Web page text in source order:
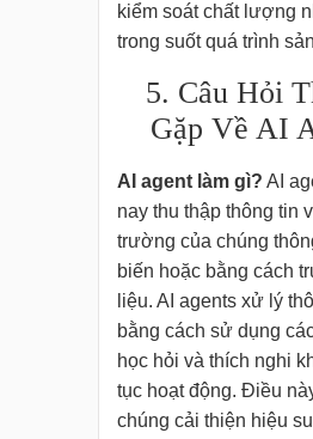
kiểm soát chất lượng
trong suốt quá trình
5. Câu Hỏi
Gặp Về AI
AI agent làm gì? AI
nay thu thập thông tin
trường của chúng
biến hoặc bằng cách
liệu. AI agents xử lý
bằng cách sử dụng
học hỏi và thích nghi
tục hoạt động. Điều
chúng cải thiện hiệu